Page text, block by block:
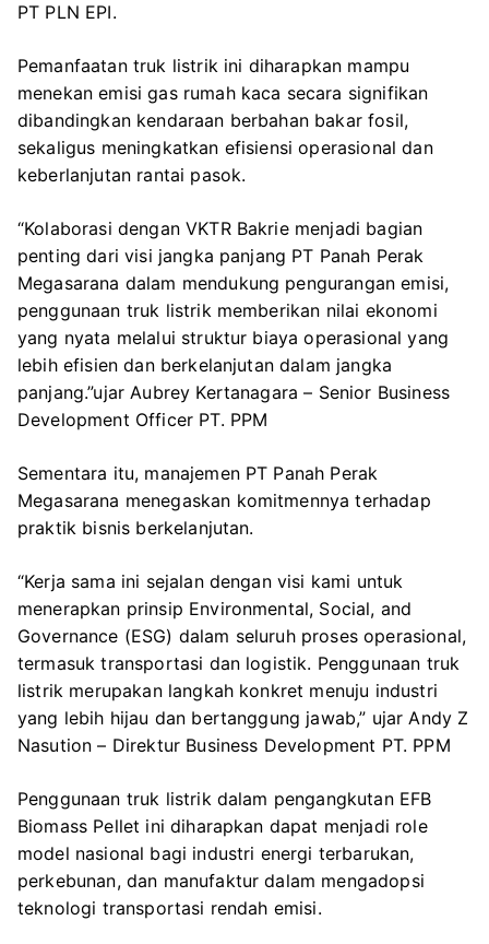
PT PLN EPI.
Pemanfaatan truk listrik ini diharapkan mampu
menekan emisi gas rumah kaca secara signifikan
dibandingkan kendaraan berbahan bakar fosil,
sekaligus meningkatkan efisiensi operasional dan
keberlanjutan rantai pasok.
“Kolaborasi dengan VKTR Bakrie menjadi bagian
penting dari visi jangka panjang PT Panah Perak
Megasarana dalam mendukung pengurangan emisi,
penggunaan truk listrik memberikan nilai ekonomi
yang nyata melalui struktur biaya operasional yang
lebih efisien dan berkelanjutan dalam jangka
panjang.”ujar Aubrey Kertanagara – Senior Business
Development Officer PT. PPM
Sementara itu, manajemen PT Panah Perak
Megasarana menegaskan komitmennya terhadap
praktik bisnis berkelanjutan.
“Kerja sama ini sejalan dengan visi kami untuk
menerapkan prinsip Environmental, Social, and
Governance (ESG) dalam seluruh proses operasional,
termasuk transportasi dan logistik. Penggunaan truk
listrik merupakan langkah konkret menuju industri
yang lebih hijau dan bertanggung jawab,” ujar Andy Z
Nasution – Direktur Business Development PT. PPM
Penggunaan truk listrik dalam pengangkutan EFB
Biomass Pellet ini diharapkan dapat menjadi role
model nasional bagi industri energi terbarukan,
perkebunan, dan manufaktur dalam mengadopsi
teknologi transportasi rendah emisi.